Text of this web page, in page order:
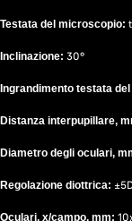
Testata del microscopio:
Inclinazione: 30°
Ingrandimento testata
Distanza interpupillare,
Diametro degli oculari,
Regolazione diottrica:
Oculari, x/campo, mm: